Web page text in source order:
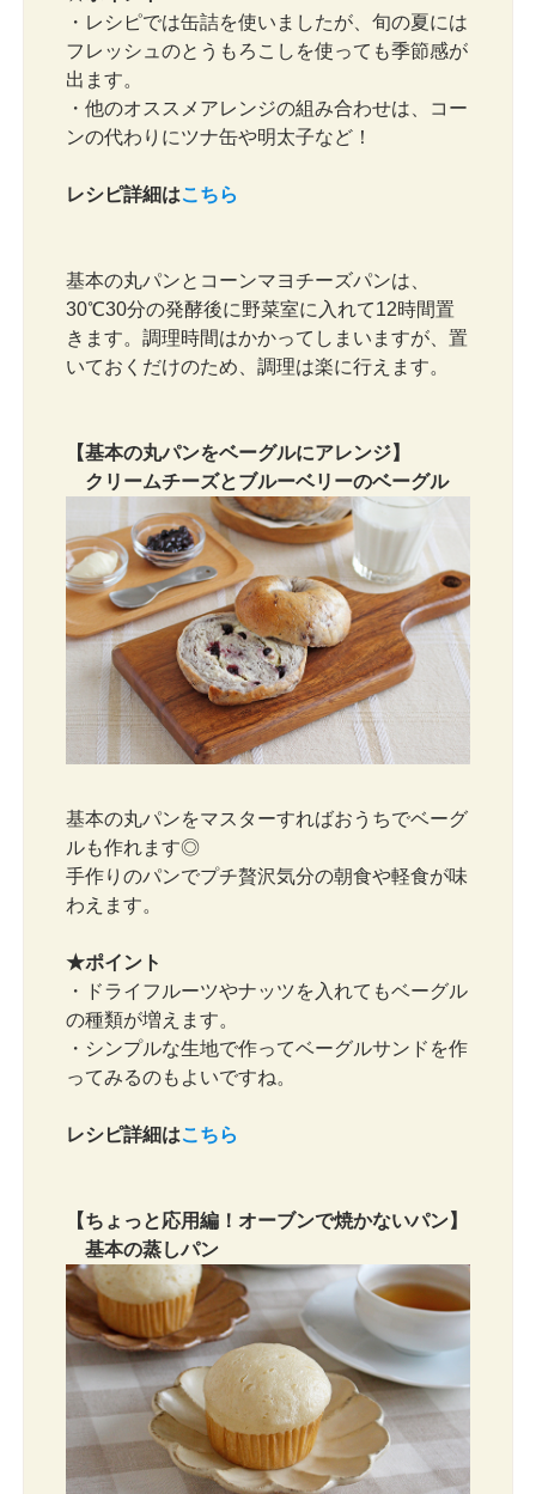
・レシピでは缶詰を使いましたが、旬の夏には
フレッシュのとうもろこしを使っても季節感が
出ます。
・他のオススメアレンジの組み合わせは、コー
ンの代わりにツナ缶や明太子など！
レシピ詳細はこちら
基本の丸パンとコーンマヨチーズパンは、
30℃30分の発酵後に野菜室に入れて12時間置
きます。調理時間はかかってしまいますが、置
いておくだけのため、調理は楽に行えます。
【基本の丸パンをベーグルにアレンジ】
クリームチーズとブルーベリーのベーグル
基本の丸パンをマスターすればおうちでベーグ
ルも作れます◎
手作りのパンでプチ贅沢気分の朝食や軽食が味
わえます。
★ポイント
・ドライフルーツやナッツを入れてもベーグル
の種類が増えます。
・シンプルな生地で作ってベーグルサンドを作
ってみるのもよいですね。
レシピ詳細はこちら
【ちょっと応用編！オーブンで焼かないパン】
基本の蒸しパン